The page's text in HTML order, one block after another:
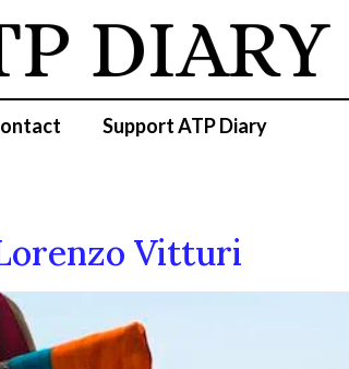
DIARY
Support ATP Diary
Vitturi